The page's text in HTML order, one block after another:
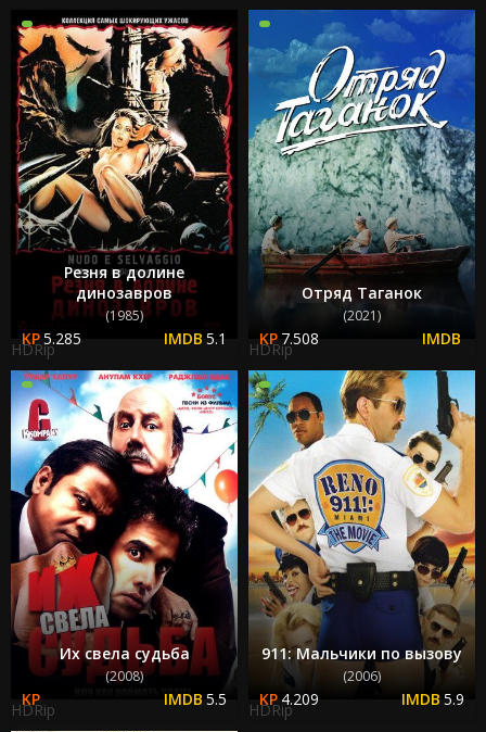
Резня в долине
динозавров
(1985)
5.285 5.1
HDRip
Отряд Таганок
(2021)
7.508
HDRip
Их свела судьба
(2008)
5.5
HDRip
911: Мальчики по вызову
(2006)
4.209 5.9
HDRip